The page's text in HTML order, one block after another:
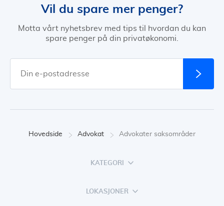
Vil du spare mer penger?
Motta vårt nyhetsbrev med tips til hvordan du kan
spare penger på din privatøkonomi.
Hovedside Advokat Advokater saksområder
KATEGORI
LOKASJONER